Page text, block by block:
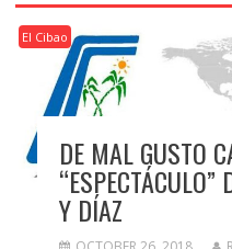
El Cibao
DE MAL GUSTO
Y DÍAZ